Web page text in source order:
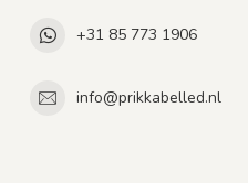
+31 85 773 1906
info@prikkabelled.nl